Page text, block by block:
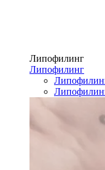
Липофилинг
Липофилинг